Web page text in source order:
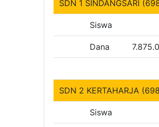
SDN 1 SINDANGSARI
Siswa
Dana
SDN 2 KERTAHARJA
Siswa